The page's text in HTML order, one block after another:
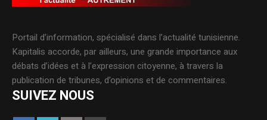
Portail d’information, spécialisé dans l’actualité tunisienne.
Kapitalis accorde, par ailleurs, une grande importance aux
débats d’idées et à l’expression citoyenne, à travers la
publication de tribunes, d’opinions et de commentaires.
SUIVEZ NOUS